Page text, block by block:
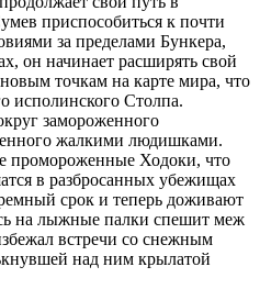
приспособиться к почти
за пределами Бункера,
он начинает расширять свой
точкам на карте мира, что
исполинского Столпа.
замороженного
жалкими людишками.
промороженные Ходоки, что
в разбросанных убежищах
срок и теперь доживают
на лыжные палки спешит меж
встречи со снежным
над ним крылатой